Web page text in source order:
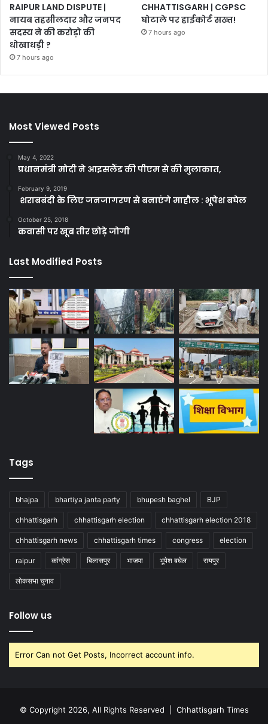
RAIPUR LAND DISPUTE |
नायब तहसीलदार और जनपद
सदस्य ने की करोड़ो की
धोखाधड़ी ?
7 hours ago
CHHATTISGARH | CGPSC
घोटाले पर हाईकोर्ट सख्त!
7 hours ago
Most Viewed Posts
May 4, 2022
प्रधानमंत्री मोदी ने आइसलैंड की पीएम से की मुलाकात,
February 9, 2019
शराबबंदी के लिए जनजागरण से बनाएंगे माहौल : भूपेश बघेल
October 25, 2018
कवासी पर खूब तीर छोड़े जोगी
Last Modified Posts
Tags
bhajpa bhartiya janta party bhupesh baghel BJP
chhattisgarh chhattisgarh election chhattisgarh election 2018
chhattisgarh news chhattisgarh times congress election
raipur कांग्रेस बिलासपुर भाजपा भूपेश बघेल रायपुर
लोकसभा चुनाव
Follow us
Error Can not Get Posts, Incorrect account info.
© Copyright 2026, All Rights Reserved | Chhattisgarh Times